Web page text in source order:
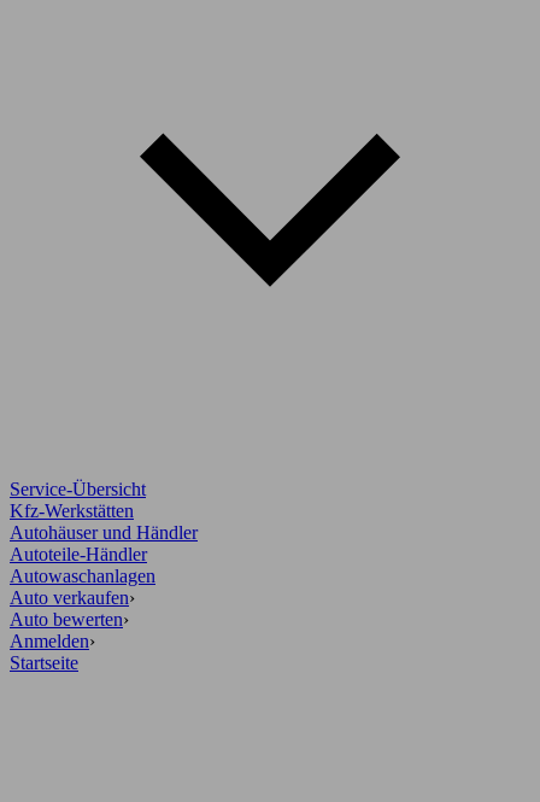
Service-Übersicht
Kfz-Werkstätten
Autohäuser und Händler
Autoteile-Händler
Autowaschanlagen
Auto verkaufen›
Auto bewerten›
Anmelden›
Startseite